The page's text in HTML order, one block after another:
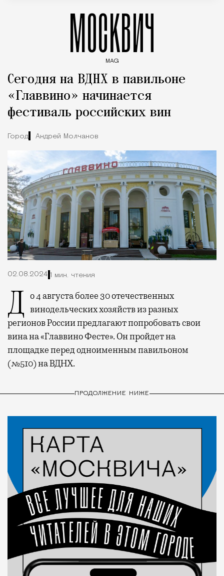
МОСКВИЧ
MAG
Сегодня на ВДНХ в павильоне
«Главвино» начинается
фестиваль российских вин
Город Андрей Молчанов
02.08.2024 1 мин. чтения
До 4 августа более 30 отечественных винодельческих хозяйств из разных
регионов России предлагают попробовать свои
вина на «Главвино Фесте». Он пройдет на
площадке перед одноименным павильоном
(№510) на ВДНХ.
ПРОДОЛЖЕНИЕ НИЖЕ